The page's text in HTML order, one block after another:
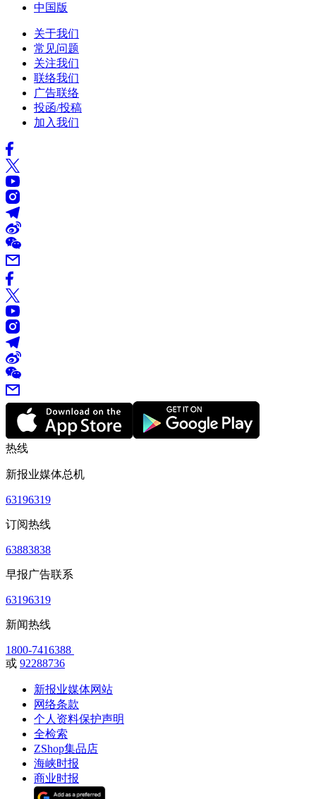
中国版
关于我们
常见问题
关注我们
联络我们
广告联络
投函/投稿
加入我们
热线
新报业媒体总机
63196319
订阅热线
63883838
早报广告联系
63196319
新闻热线
1800-7416388
或 92288736
新报业媒体网站
网络条款
个人资料保护声明
全检索
ZShop集品店
海峡时报
商业时报